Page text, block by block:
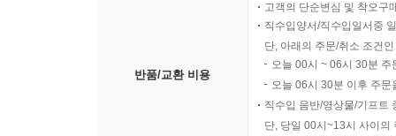
반품/교환 비용
고객의 단순변심 및 착오구
직수입양서/직수입일서중
단, 아래의 주문/취소 조건
오늘 00시 ~ 06시 30분
오늘 06시 30분 이후 주
직수입 음반/영상물/기프트
단, 당일 00시~13시 사이의